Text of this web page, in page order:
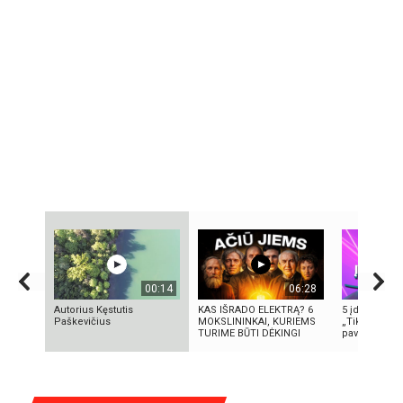
00:14
Autorius Kęstutis
Paškevičius
06:28
KAS IŠRADO ELEKTRĄ? 6
MOKSLININKAI, KURIEMS
TURIME BŪTI DĖKINGI
5 įdomūs
„TikTok“: ką